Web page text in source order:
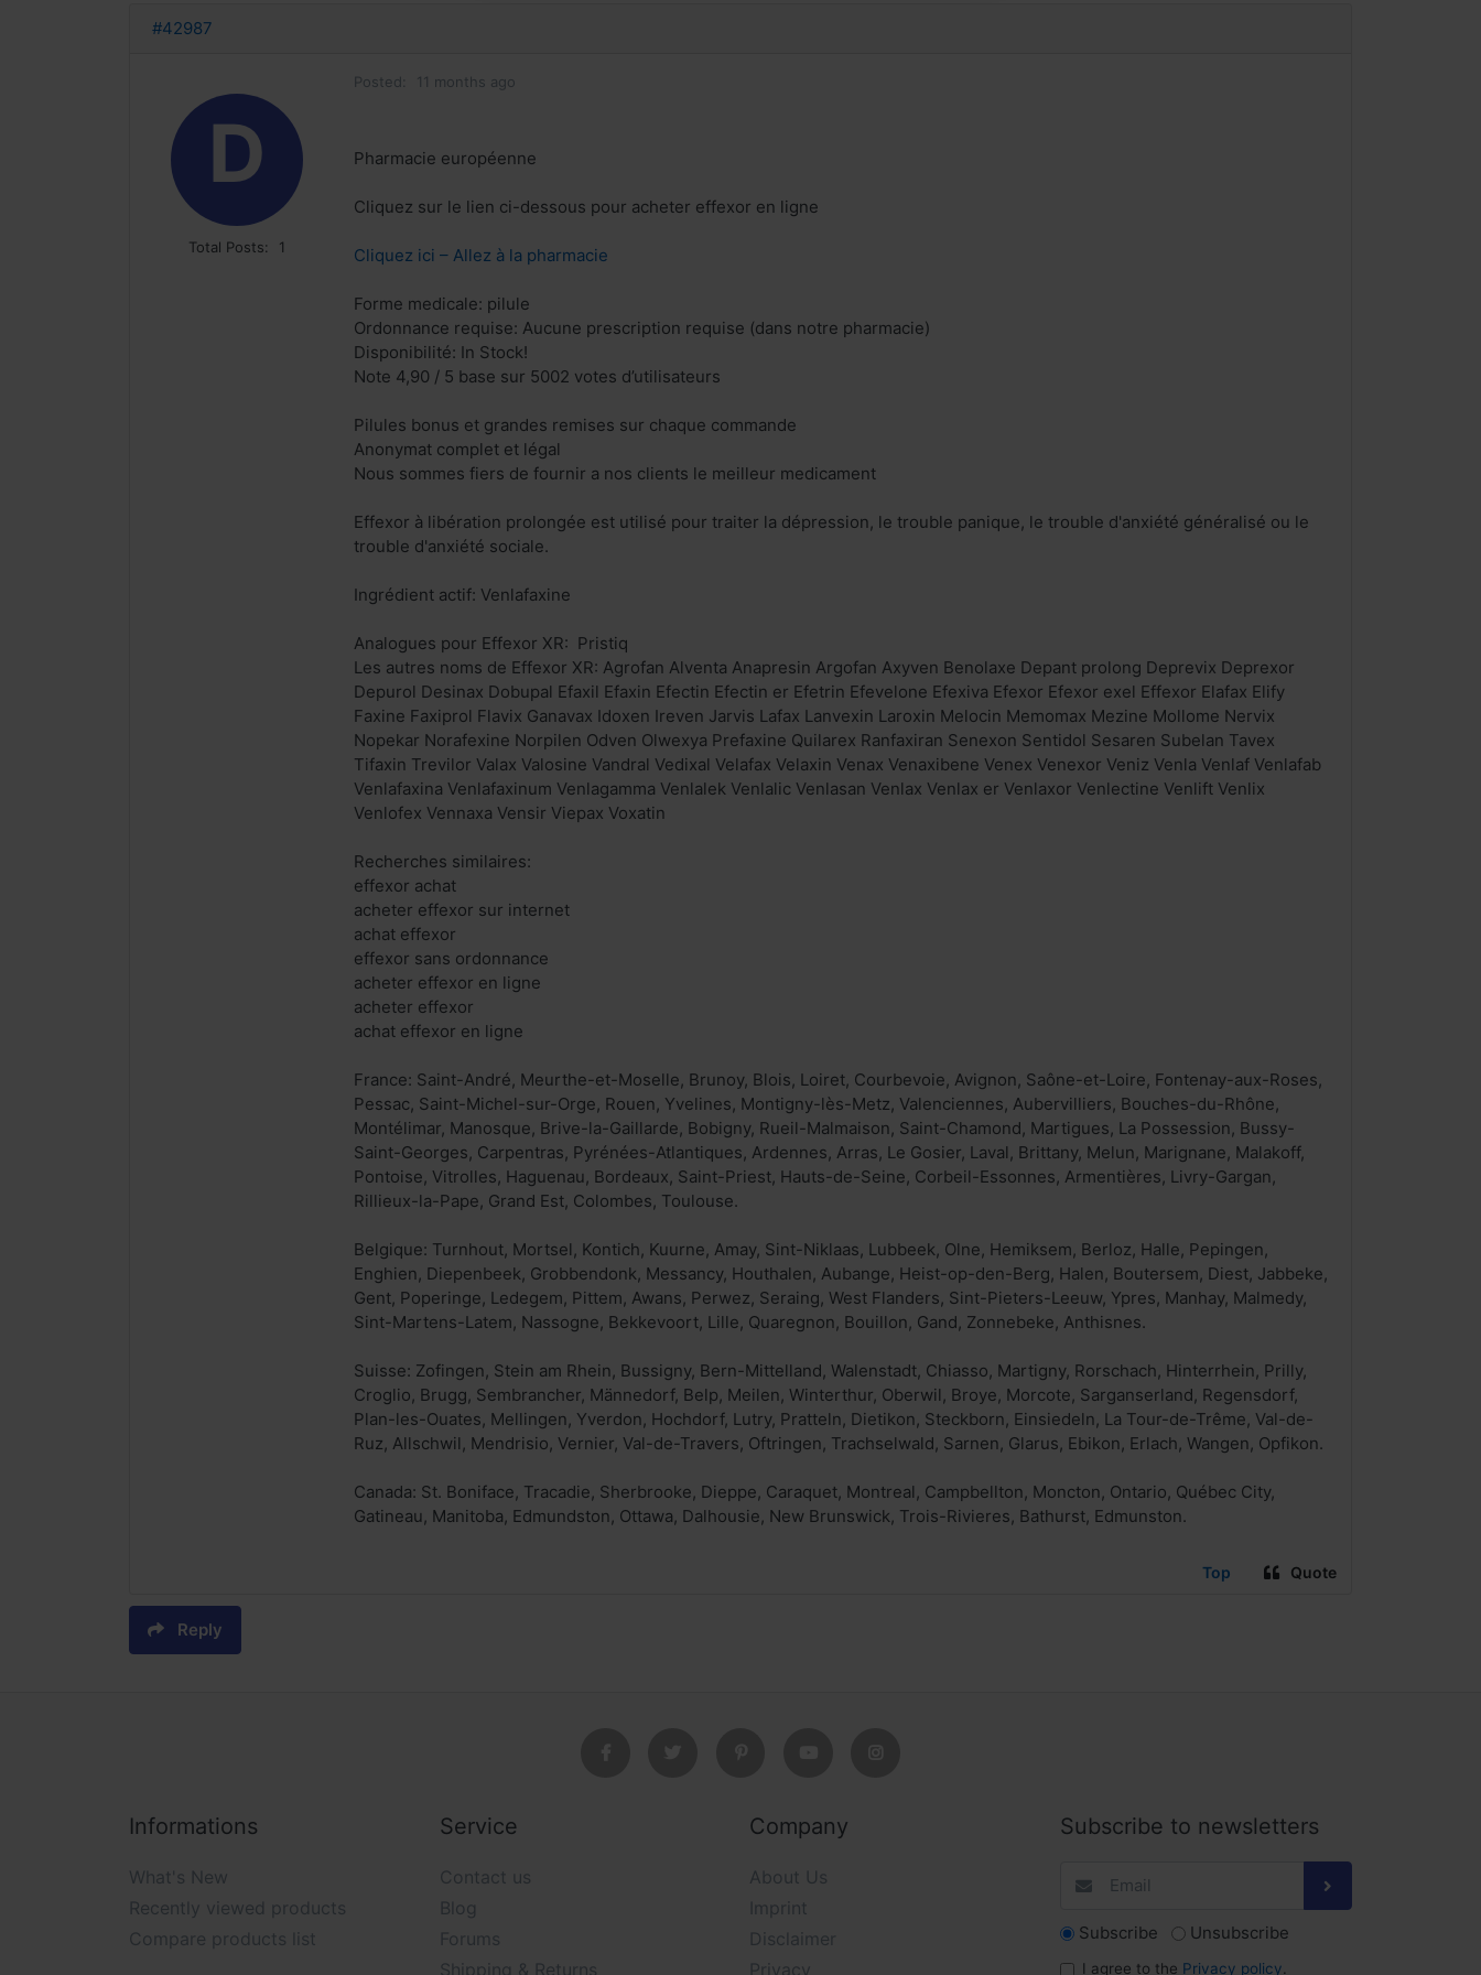
#42987
D
Total Posts: 1
Posted: 11 months ago
Pharmacie européenne
Cliquez sur le lien ci-dessous pour acheter effexor en ligne
Cliquez ici – Allez à la pharmacie
Forme medicale: pilule
Ordonnance requise: Aucune prescription requise (dans notre pharmacie)
Disponibilité: In Stock!
Note 4,90 / 5 base sur 5002 votes d’utilisateurs
Pilules bonus et grandes remises sur chaque commande
Anonymat complet et légal
Nous sommes fiers de fournir a nos clients le meilleur medicament
Effexor à libération prolongée est utilisé pour traiter la dépression, le trouble panique, le trouble d'anxiété généralisé ou le
trouble d'anxiété sociale.
Ingrédient actif: Venlafaxine
Analogues pour Effexor XR: Pristiq
Les autres noms de Effexor XR: Agrofan Alventa Anapresin Argofan Axyven Benolaxe Depant prolong Deprevix Deprexor
Depurol Desinax Dobupal Efaxil Efaxin Efectin Efectin er Efetrin Efevelone Efexiva Efexor Efexor exel Effexor Elafax Elify
Faxine Faxiprol Flavix Ganavax Idoxen Ireven Jarvis Lafax Lanvexin Laroxin Melocin Memomax Mezine Mollome Nervix
Nopekar Norafexine Norpilen Odven Olwexya Prefaxine Quilarex Ranfaxiran Senexon Sentidol Sesaren Subelan Tavex
Tifaxin Trevilor Valax Valosine Vandral Vedixal Velafax Velaxin Venax Venaxibene Venex Venexor Veniz Venla Venlaf Venlafab
Venlafaxina Venlafaxinum Venlagamma Venlalek Venlalic Venlasan Venlax Venlax er Venlaxor Venlectine Venlift Venlix
Venlofex Vennaxa Vensir Viepax Voxatin
Recherches similaires:
effexor achat
acheter effexor sur internet
achat effexor
effexor sans ordonnance
acheter effexor en ligne
acheter effexor
achat effexor en ligne
France: Saint-André, Meurthe-et-Moselle, Brunoy, Blois, Loiret, Courbevoie, Avignon, Saône-et-Loire, Fontenay-aux-Roses,
Pessac, Saint-Michel-sur-Orge, Rouen, Yvelines, Montigny-lès-Metz, Valenciennes, Aubervilliers, Bouches-du-Rhône,
Montélimar, Manosque, Brive-la-Gaillarde, Bobigny, Rueil-Malmaison, Saint-Chamond, Martigues, La Possession, Bussy-
Saint-Georges, Carpentras, Pyrénées-Atlantiques, Ardennes, Arras, Le Gosier, Laval, Brittany, Melun, Marignane, Malakoff,
Pontoise, Vitrolles, Haguenau, Bordeaux, Saint-Priest, Hauts-de-Seine, Corbeil-Essonnes, Armentières, Livry-Gargan,
Rillieux-la-Pape, Grand Est, Colombes, Toulouse.
Belgique: Turnhout, Mortsel, Kontich, Kuurne, Amay, Sint-Niklaas, Lubbeek, Olne, Hemiksem, Berloz, Halle, Pepingen,
Enghien, Diepenbeek, Grobbendonk, Messancy, Houthalen, Aubange, Heist-op-den-Berg, Halen, Boutersem, Diest, Jabbeke,
Gent, Poperinge, Ledegem, Pittem, Awans, Perwez, Seraing, West Flanders, Sint-Pieters-Leeuw, Ypres, Manhay, Malmedy,
Sint-Martens-Latem, Nassogne, Bekkevoort, Lille, Quaregnon, Bouillon, Gand, Zonnebeke, Anthisnes.
Suisse: Zofingen, Stein am Rhein, Bussigny, Bern-Mittelland, Walenstadt, Chiasso, Martigny, Rorschach, Hinterrhein, Prilly,
Croglio, Brugg, Sembrancher, Männedorf, Belp, Meilen, Winterthur, Oberwil, Broye, Morcote, Sarganserland, Regensdorf,
Plan-les-Ouates, Mellingen, Yverdon, Hochdorf, Lutry, Pratteln, Dietikon, Steckborn, Einsiedeln, La Tour-de-Trême, Val-de-
Ruz, Allschwil, Mendrisio, Vernier, Val-de-Travers, Oftringen, Trachselwald, Sarnen, Glarus, Ebikon, Erlach, Wangen, Opfikon.
Canada: St. Boniface, Tracadie, Sherbrooke, Dieppe, Caraquet, Montreal, Campbellton, Moncton, Ontario, Québec City,
Gatineau, Manitoba, Edmundston, Ottawa, Dalhousie, New Brunswick, Trois-Rivieres, Bathurst, Edmunston.
Top Quote
Reply
Informations
What's New
Recently viewed products
Compare products list
Service
Contact us
Blog
Forums
Shipping & Returns
Company
About Us
Imprint
Disclaimer
Privacy
Subscribe to newsletters
Subscribe Unsubscribe
I agree to the Privacy policy